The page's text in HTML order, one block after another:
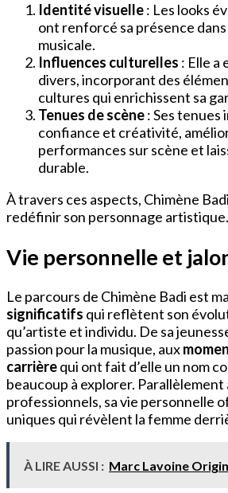
Identité visuelle: Les looks
ont renforcé sa présence
musicale.
Influences culturelles : Elle a
divers, incorporant des
cultures qui enrichissent sa
Tenues de scène: Ses tenues
confiance et créativité,
performances sur scène et
durable.
À travers ces aspects, Chimène
redéfinir son personnage artistique.
Vie personnelle et
Le parcours de Chimène Badi est
significatifs qui reflètent son
qu’artiste et individu. De sa
passion pour la musique, aux
carrièrequi ont fait d’elle un nom
beaucoup à explorer. Parallèlement
professionnels, sa vie personnelle
uniques qui révèlent la femme
À LIRE AUSSI : Marc Lavoine